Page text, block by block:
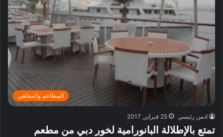
المطاعم والمقاهي
ادمن رئيسي 25 فبراير, 2017
تمتع بالإطلالة البانورامية لخور دبي من مطعم